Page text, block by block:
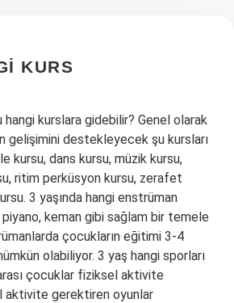
KURS
hangi kurslara gidebilir? Genel olarak
gelişimini destekleyecek şu kursları
kursu, dans kursu, müzik kursu,
ritim perküsyon kursu, zerafet
3 yaşında hangi enstrüman
piyano, keman gibi sağlam bir temele
çocukların eğitimi 3-4
olabiliyor. 3 yaş hangi sporları
çocuklar fiziksel aktivite
aktivite gerektiren oyunlar